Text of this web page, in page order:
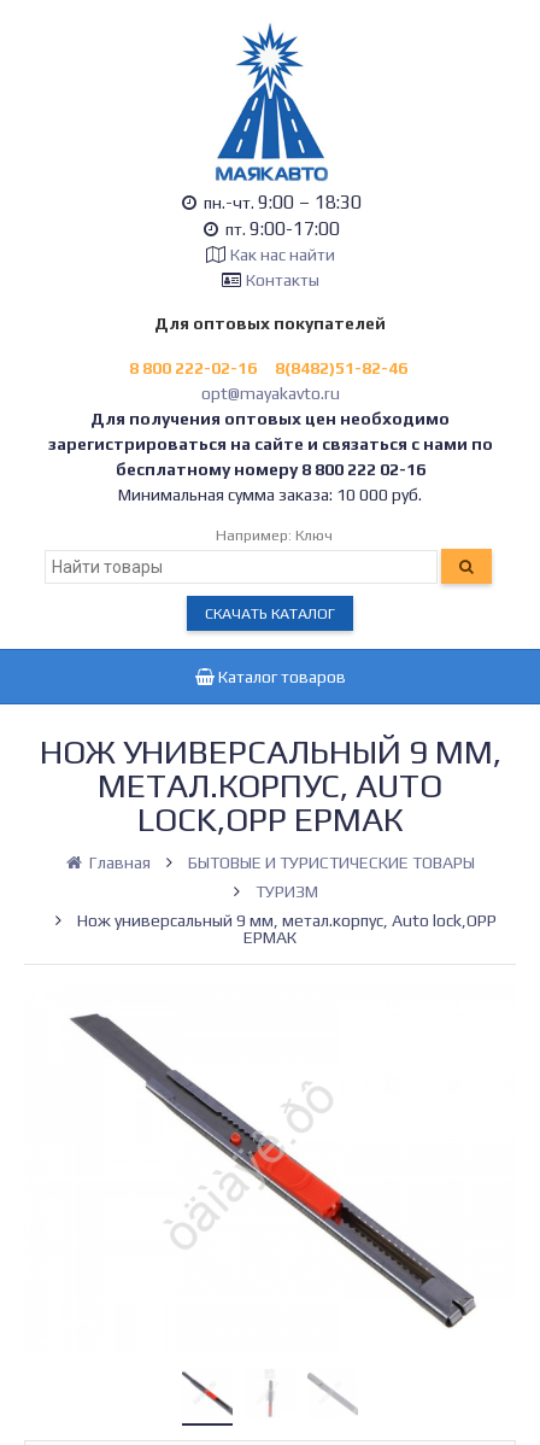
пн.-чт. 9:00 – 18:30
пт. 9:00-17:00
Как нас найти
Контакты
Для оптовых покупателей
8 800 222-02-16
8(8482)51-82-46
opt@mayakavto.ru
Для получения оптовых цен необходимо
зарегистрироваться на сайте и связаться с нами по
бесплатному номеру 8 800 222 02-16
Минимальная сумма заказа: 10 000 руб.
Например: Ключ
СКАЧАТЬ КАТАЛОГ
Каталог товаров
НОЖ УНИВЕРСАЛЬНЫЙ 9 ММ,
МЕТАЛ.КОРПУС, AUTO
LOCK,OPP ЕРМАК
Главная
БЫТОВЫЕ И ТУРИСТИЧЕСКИЕ ТОВАРЫ
ТУРИЗМ
Нож универсальный 9 мм, метал.корпус, Auto lock,OPP
ЕРМАК